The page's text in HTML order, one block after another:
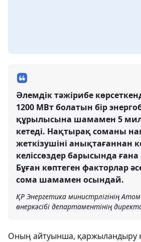
Әлемдік тәжірибе
1200 МВт болатын бір
құрылысына шамамен 5
кетеді. Нақтырақ соманы
жеткізушіні анықтағаннан
келіссөздер барысында
Бұған көптеген факторлар
сома шамамен осындай.
ҚР Энергетика министрлігінің
өнеркәсібі департаментінің
Оның айтуынша, қаржыландыру